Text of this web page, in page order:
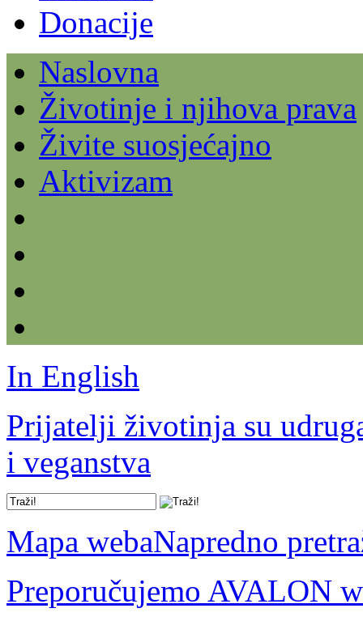
Donacije
Naslovna
Životinje i njihova prava
Živite suosjećajno
Aktivizam
In English
Prijatelji životinja su
i veganstva
Mapa webaNapredno
Preporučujemo AVALON